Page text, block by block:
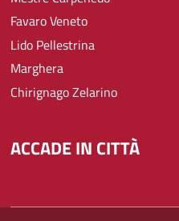
Favaro Veneto
Lido Pellestrina
Marghera
Chirignago Zelarino
ACCADE IN CITTÀ